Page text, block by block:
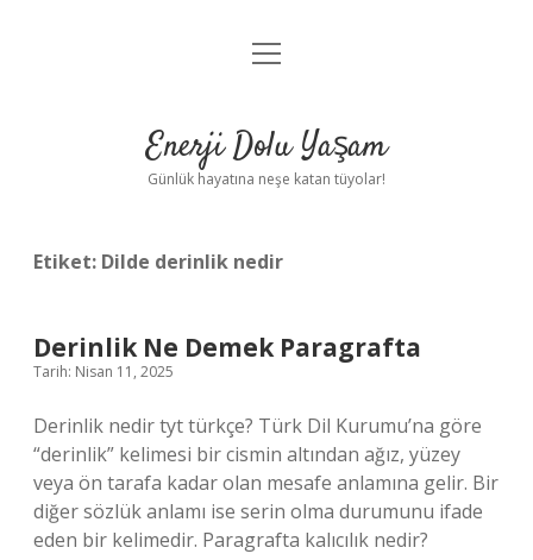
Anasayfa
Yasal Uyarı
menüyü
Enerji Dolu Yaşam
Günlük hayatına neşe katan tüyolar!
Etiket: Dilde derinlik nedir
Derinlik Ne Demek Paragrafta
Tarih: Nisan 11, 2025
Derinlik nedir tyt türkçe? Türk Dil Kurumu’na göre
“derinlik” kelimesi bir cismin altından ağız, yüzey
veya ön tarafa kadar olan mesafe anlamına gelir. Bir
diğer sözlük anlamı ise serin olma durumunu ifade
eden bir kelimedir. Paragrafta kalıcılık nedir?